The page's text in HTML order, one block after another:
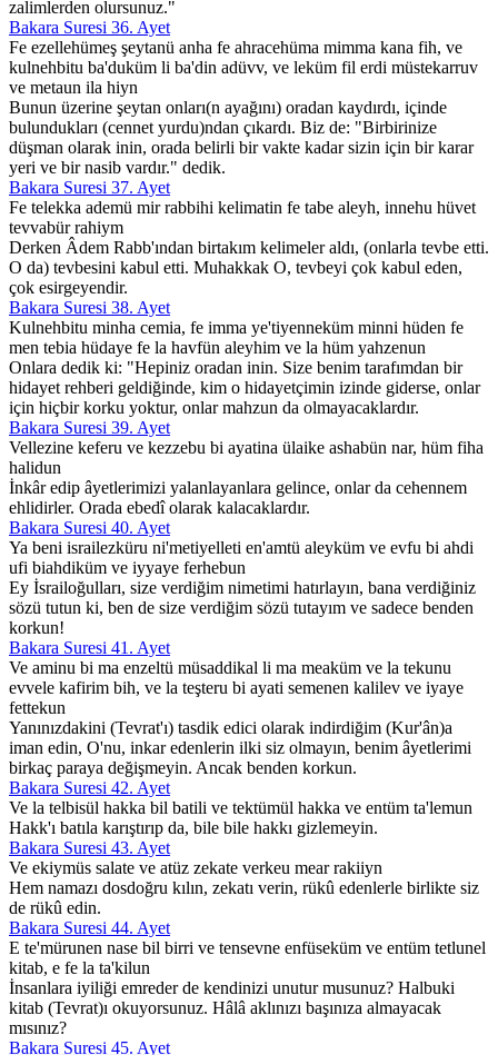
zalimlerden olursunuz."
Bakara Suresi 36. Ayet
Fe ezellehümeş şeytanü anha fe ahracehüma mimma kana fih, ve
kulnehbitu ba'duküm li ba'din adüvv, ve leküm fil erdi müstekarruv
ve metaun ila hiyn
Bunun üzerine şeytan onları(n ayağını) oradan kaydırdı, içinde
bulundukları (cennet yurdu)ndan çıkardı. Biz de: "Birbirinize
düşman olarak inin, orada belirli bir vakte kadar sizin için bir karar
yeri ve bir nasib vardır." dedik.
Bakara Suresi 37. Ayet
Fe telekka ademü mir rabbihi kelimatin fe tabe aleyh, innehu hüvet
tevvabür rahiym
Derken Âdem Rabb'ından birtakım kelimeler aldı, (onlarla tevbe etti.
O da) tevbesini kabul etti. Muhakkak O, tevbeyi çok kabul eden,
çok esirgeyendir.
Bakara Suresi 38. Ayet
Kulnehbitu minha cemia, fe imma ye'tiyenneküm minni hüden fe
men tebia hüdaye fe la havfün aleyhim ve la hüm yahzenun
Onlara dedik ki: "Hepiniz oradan inin. Size benim tarafımdan bir
hidayet rehberi geldiğinde, kim o hidayetçimin izinde giderse, onlar
için hiçbir korku yoktur, onlar mahzun da olmayacaklardır.
Bakara Suresi 39. Ayet
Vellezine keferu ve kezzebu bi ayatina ülaike ashabün nar, hüm fiha
halidun
İnkâr edip âyetlerimizi yalanlayanlara gelince, onlar da cehennem
ehlidirler. Orada ebedî olarak kalacaklardır.
Bakara Suresi 40. Ayet
Ya beni israilezküru ni'metiyelleti en'amtü aleyküm ve evfu bi ahdi
ufi biahdiküm ve iyyaye ferhebun
Ey İsrailoğulları, size verdiğim nimetimi hatırlayın, bana verdiğiniz
sözü tutun ki, ben de size verdiğim sözü tutayım ve sadece benden
korkun!
Bakara Suresi 41. Ayet
Ve aminu bi ma enzeltü müsaddikal li ma meaküm ve la tekunu
evvele kafirim bih, ve la teşteru bi ayati semenen kalilev ve iyaye
fettekun
Yanınızdakini (Tevrat'ı) tasdik edici olarak indirdiğim (Kur'ân)a
iman edin, O'nu, inkar edenlerin ilki siz olmayın, benim âyetlerimi
birkaç paraya değişmeyin. Ancak benden korkun.
Bakara Suresi 42. Ayet
Ve la telbisül hakka bil batili ve tektümül hakka ve entüm ta'lemun
Hakk'ı batıla karıştırıp da, bile bile hakkı gizlemeyin.
Bakara Suresi 43. Ayet
Ve ekiymüs salate ve atüz zekate verkeu mear rakiiyn
Hem namazı dosdoğru kılın, zekatı verin, rükû edenlerle birlikte siz
de rükû edin.
Bakara Suresi 44. Ayet
E te'mürunen nase bil birri ve tensevne enfüseküm ve entüm tetlunel
kitab, e fe la ta'kilun
İnsanlara iyiliği emreder de kendinizi unutur musunuz? Halbuki
kitab (Tevrat)ı okuyorsunuz. Hâlâ aklınızı başınıza almayacak
mısınız?
Bakara Suresi 45. Ayet